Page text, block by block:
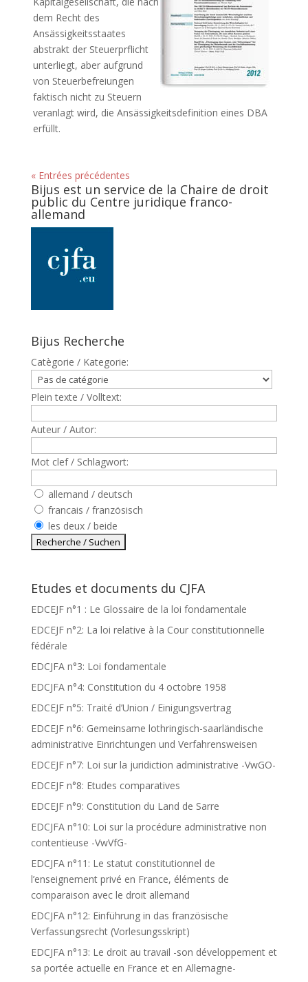
dem Recht des
Ansässigkeitsstaates
abstrakt der Steuerprflicht
unterliegt, aber aufgrund
von Steuerbefreiungen
faktisch nicht zu Steuern
veranlagt wird, die Ansässigkeitsdefinition eines DBA
erfüllt.
« Entrées précédentes
Bijus est un service de la Chaire de droit
public du Centre juridique franco-
allemand
Bijus Recherche
Catègorie / Kategorie:
Plein texte / Volltext:
Auteur / Autor:
Mot clef / Schlagwort:
allemand / deutsch
francais / französisch
les deux / beide
Etudes et documents du CJFA
EDCEJF n°1 : Le Glossaire de la loi fondamentale
EDCEJF n°2: La loi relative à la Cour constitutionnelle
fédérale
EDCJFA n°3: Loi fondamentale
EDCJFA n°4: Constitution du 4 octobre 1958
EDCEJF n°5: Traité d’Union / Einigungsvertrag
EDCEJF n°6: Gemeinsame lothringisch-saarländische
administrative Einrichtungen und Verfahrensweisen
EDCEJF n°7: Loi sur la juridiction administrative -VwGO-
EDCEJF n°8: Etudes comparatives
EDCEJF n°9: Constitution du Land de Sarre
EDCJFA n°10: Loi sur la procédure administrative non
contentieuse -VwVfG-
EDCJFA n°11: Le statut constitutionnel de
l’enseignement privé en France, éléments de
comparaison avec le droit allemand
EDCJFA n°12: Einführung in das französische
Verfassungsrecht (Vorlesungsskript)
EDCJFA n°13: Le droit au travail -son développement et
sa portée actuelle en France et en Allemagne-